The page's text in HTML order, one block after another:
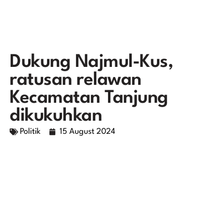
Dukung Najmul-Kus,
ratusan relawan
Kecamatan Tanjung
dikukuhkan
Politik 15 August 2024